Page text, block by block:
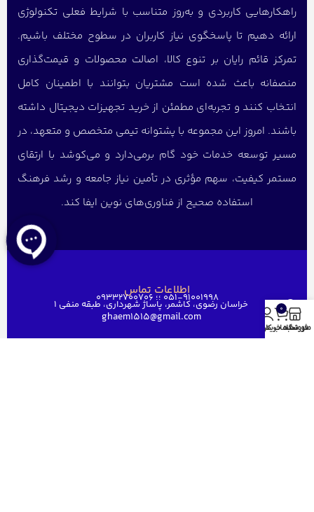
راهکارهایی کاربردی و به‌روز متناسب با شرایط فعلی تکنولوژی
ارائه دهیم تا پاسخگوی نیاز کاربران در سطوح مختلف باشیم.
تمرکز قائم رایان بر تنوع کالا، اصالت محصولات و قیمت‌گذاری
منصفانه باعث شده است مشتریان بتوانند با اطمینان کامل
انتخاب کنند و تجربه‌ای مطمئن از خرید تجهیزات دیجیتال داشته
باشند. امروز این مجموعه با پشتوانه تیمی متخصص و متعهد، در
مسیر توسعه خدمات خود گام برمی‌دارد و می‌کوشد با ارتقای
مستمر کیفیت، سهم مؤثری در تأمین نیاز جامعه و رشد فرهنگ
استفاده صحیح از فناوری‌های نوین ایفا کند.
اطلاعات تماس051-91001998 ؛؛ 09332700706
خراسان رضوی، کاشمر، پاساژ شهرداری، طبقه منفی ۱
ghaem1515@gmail.com
منوفروشگاه
0
سبد خرید
حساب کاربری من